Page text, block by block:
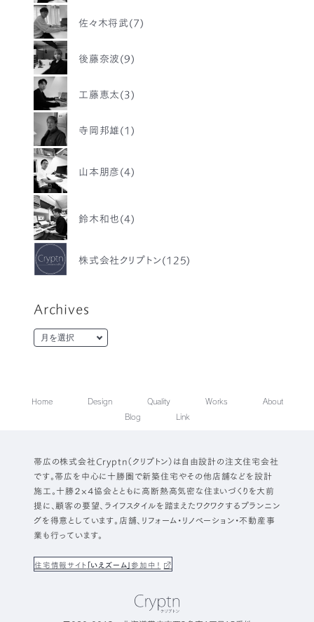
佐々木将武(7)
後藤奈波(9)
工藤恵太(3)
寺岡邦雄(1)
山本朋彦(4)
鈴木和也(4)
株式会社クリプトン(125)
Archives
Home Design Quality Works
About
Blog
Link
帯広の株式会社Cryptn（クリプトン）は自由設計の注文住宅会社
です。帯広を中心に十勝圏で新築住宅やその他店舗などを設計
施工。十勝２×４協会とともに高断熱高気密な住まいづくりを大前
提に、顧客の要望、ライフスタイルを踏まえたワクワクするプランニン
グを得意としています。店舗、リフォーム・リノベーション・不動産事
業も行っています。
住宅情報サイト「いえズーム」参加中！